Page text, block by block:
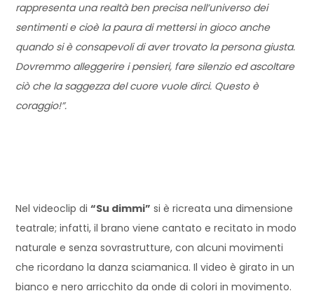
rappresenta una realtà ben precisa nell’universo dei
sentimenti e cioè la paura di mettersi in gioco anche
quando si è consapevoli di aver trovato la persona giusta.
Dovremmo alleggerire i pensieri, fare silenzio ed ascoltare
ciò che la saggezza del cuore vuole dirci. Questo è
coraggio!”.
Nel videoclip di“Su dimmi” si è ricreata una dimensione
teatrale; infatti, il brano viene cantato e recitato in modo
naturale e senza sovrastrutture, con alcuni movimenti
che ricordano la danza sciamanica. Il video è girato in un
bianco e nero arricchito da onde di colori in movimento.